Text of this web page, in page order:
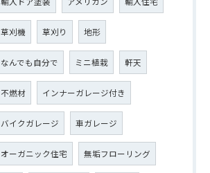
草刈機 草刈り 地形
なんでも自分で ミニ植栽 軒天
不燃材 インナーガレージ付き
バイクガレージ 車ガレージ
オーガニック住宅 無垢フローリング